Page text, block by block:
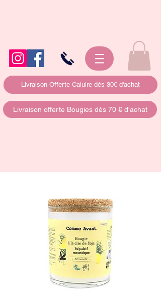
Livraison Offerte Caluire dès 30€ d'achat
Livraison offerte Bougies dès 70 € d'achat